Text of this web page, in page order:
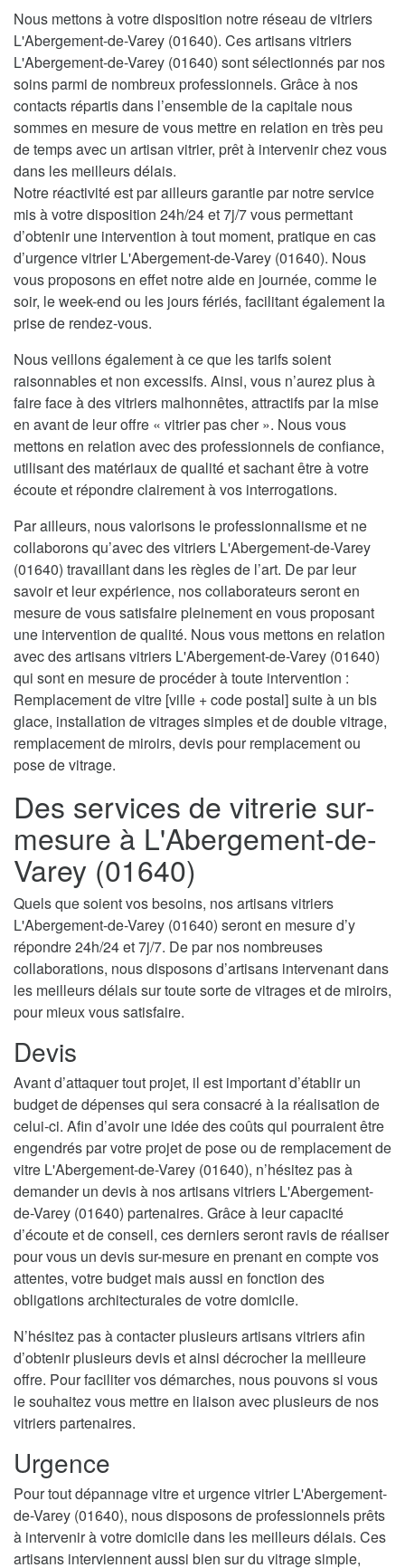
Nous mettons à votre disposition notre réseau de vitriers
L'Abergement-de-Varey (01640). Ces artisans vitriers
L'Abergement-de-Varey (01640) sont sélectionnés par nos
soins parmi de nombreux professionnels. Grâce à nos
contacts répartis dans l’ensemble de la capitale nous
sommes en mesure de vous mettre en relation en très peu
de temps avec un artisan vitrier, prêt à intervenir chez vous
dans les meilleurs délais.
Notre réactivité est par ailleurs garantie par notre service
mis à votre disposition 24h/24 et 7j/7 vous permettant
d’obtenir une intervention à tout moment, pratique en cas
d’urgence vitrier L'Abergement-de-Varey (01640). Nous
vous proposons en effet notre aide en journée, comme le
soir, le week-end ou les jours fériés, facilitant également la
prise de rendez-vous.
Nous veillons également à ce que les tarifs soient
raisonnables et non excessifs. Ainsi, vous n’aurez plus à
faire face à des vitriers malhonnêtes, attractifs par la mise
en avant de leur offre « vitrier pas cher ». Nous vous
mettons en relation avec des professionnels de confiance,
utilisant des matériaux de qualité et sachant être à votre
écoute et répondre clairement à vos interrogations.
Par ailleurs, nous valorisons le professionnalisme et ne
collaborons qu’avec des vitriers L'Abergement-de-Varey
(01640) travaillant dans les règles de l’art. De par leur
savoir et leur expérience, nos collaborateurs seront en
mesure de vous satisfaire pleinement en vous proposant
une intervention de qualité. Nous vous mettons en relation
avec des artisans vitriers L'Abergement-de-Varey (01640)
qui sont en mesure de procéder à toute intervention :
Remplacement de vitre [ville + code postal] suite à un bis
glace, installation de vitrages simples et de double vitrage,
remplacement de miroirs, devis pour remplacement ou
pose de vitrage.
Des services de vitrerie sur-
mesure à L'Abergement-de-
Varey (01640)
Quels que soient vos besoins, nos artisans vitriers
L'Abergement-de-Varey (01640) seront en mesure d’y
répondre 24h/24 et 7j/7. De par nos nombreuses
collaborations, nous disposons d’artisans intervenant dans
les meilleurs délais sur toute sorte de vitrages et de miroirs,
pour mieux vous satisfaire.
Devis
Avant d’attaquer tout projet, il est important d’établir un
budget de dépenses qui sera consacré à la réalisation de
celui-ci. Afin d’avoir une idée des coûts qui pourraient être
engendrés par votre projet de pose ou de remplacement de
vitre L'Abergement-de-Varey (01640), n’hésitez pas à
demander un devis à nos artisans vitriers L'Abergement-
de-Varey (01640) partenaires. Grâce à leur capacité
d’écoute et de conseil, ces derniers seront ravis de réaliser
pour vous un devis sur-mesure en prenant en compte vos
attentes, votre budget mais aussi en fonction des
obligations architecturales de votre domicile.
N’hésitez pas à contacter plusieurs artisans vitriers afin
d’obtenir plusieurs devis et ainsi décrocher la meilleure
offre. Pour faciliter vos démarches, nous pouvons si vous
le souhaitez vous mettre en liaison avec plusieurs de nos
vitriers partenaires.
Urgence
Pour tout dépannage vitre et urgence vitrier L'Abergement-
de-Varey (01640), nous disposons de professionnels prêts
à intervenir à votre domicile dans les meilleurs délais. Ces
artisans interviennent aussi bien sur du vitrage simple,